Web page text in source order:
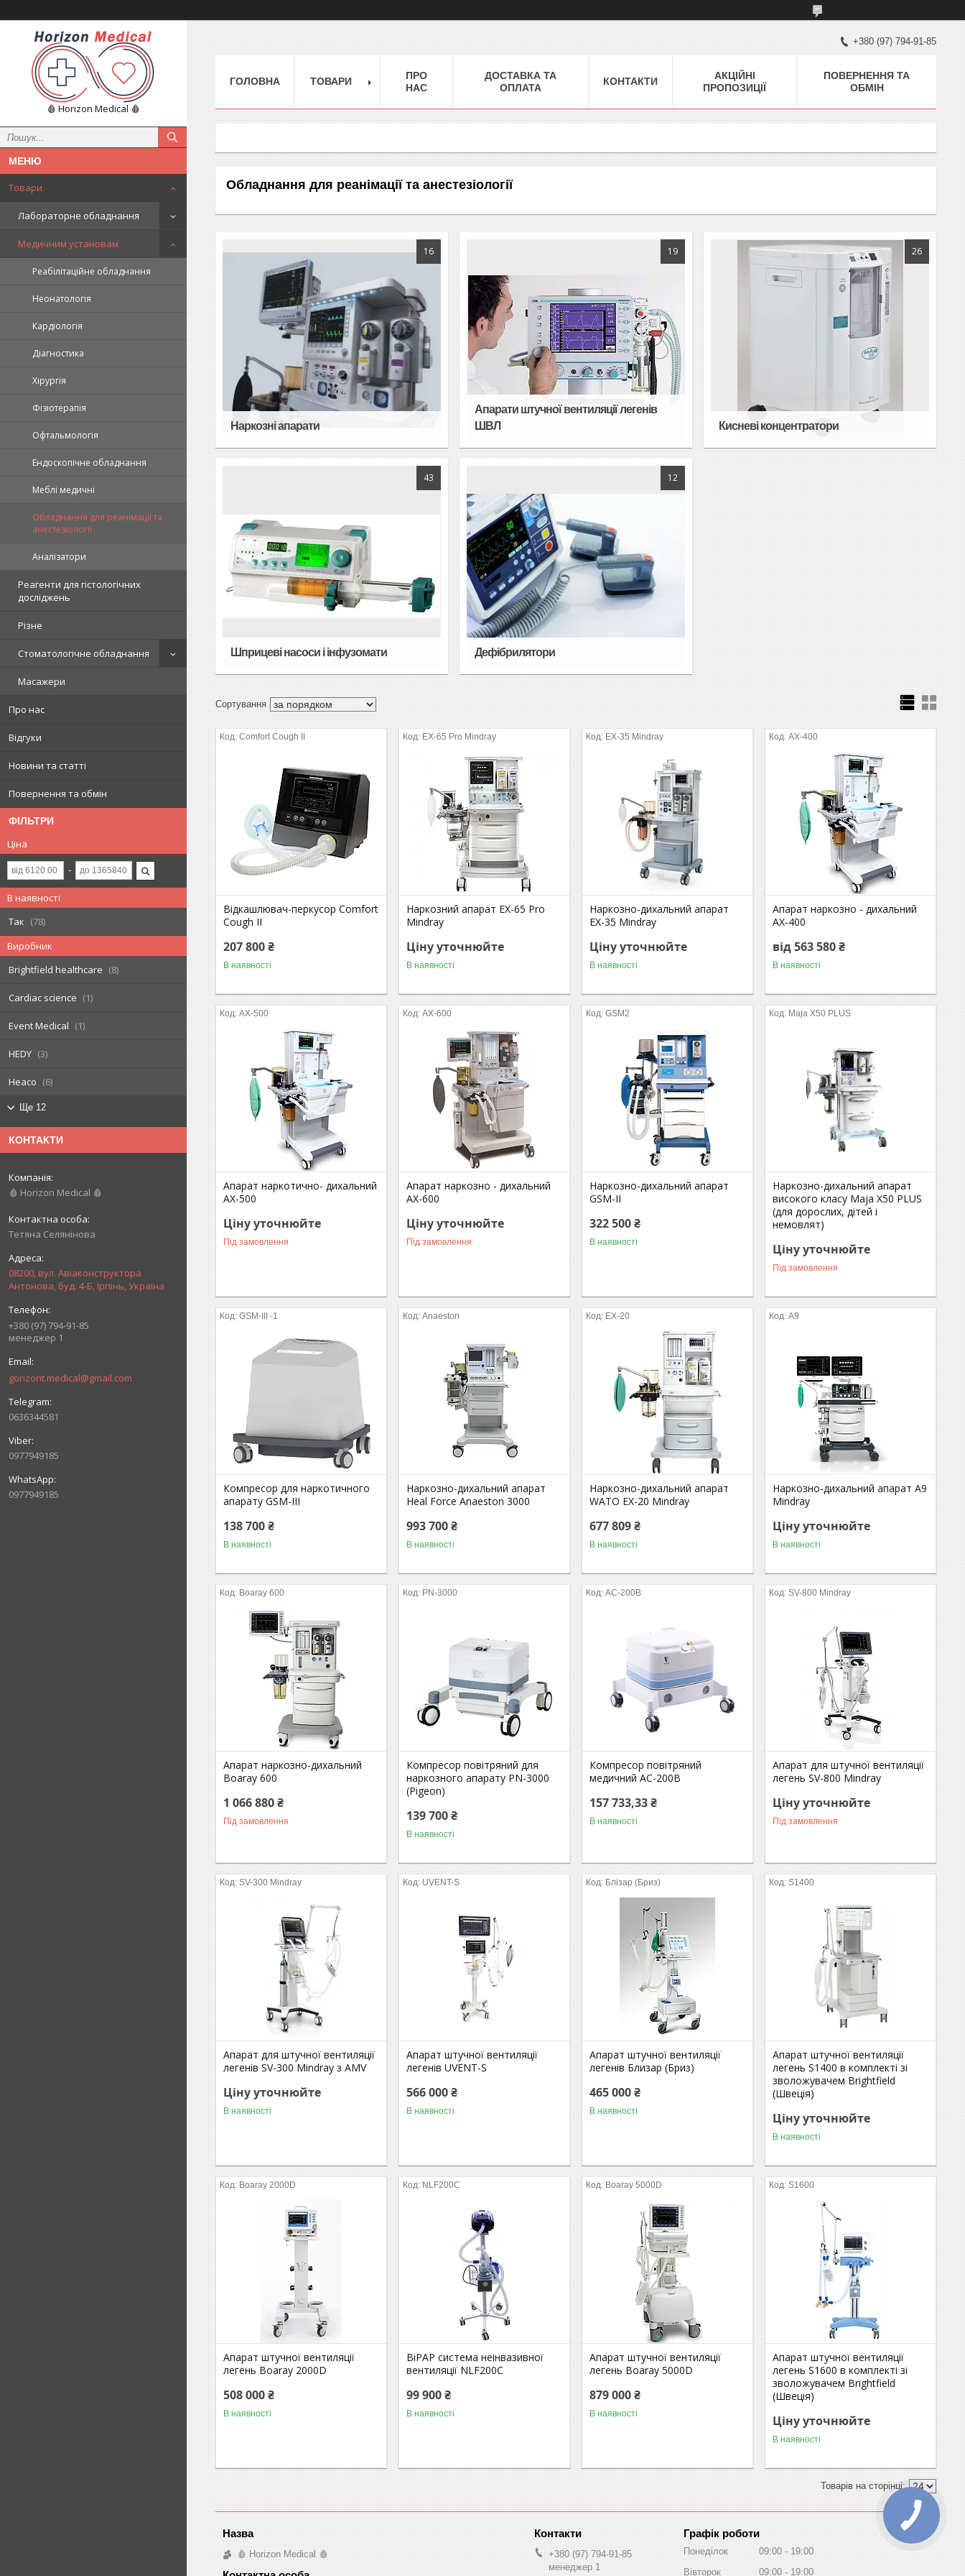
🩸 Horizon Medical 🩸
Товари
Лабораторне обладнання
Медичним установам
Реабілітаційне обладнання
Неонатологія
Кардіологія
Діагностика
Хірургія
Фізіотерапія
Офтальмологія
Ендоскопічне обладнання
Меблі медичні
Обладнання для реанімації та
анестезіології
Аналізатори
Реагенти для гістологічних
досліджень
Різне
Стоматологічне обладнання
Масажери
Про нас
Відгуки
Новини та статті
Повернення та обмін
ФІЛЬТРИ
Ціна
В наявності
Так
78
Виробник
Brightfield healthcare
8
Cardiac science 1
Event Medical 1
HEDY 3
Heaco 6
Ще 12
КОНТАКТИ
🩸 Horizon Medical 🩸
Тетяна Селянінова
08200, вул. Авіаконструктора
Антонова, буд. 4-Б, Ірпінь, Україна
+380 (97) 794-91-85
менеджер 1
gorizont.medical@gmail.com
0636344581
0977949185
0977949185
+380 (97) 794-91-85
ГОЛОВНА ТОВАРИ
ПРО
НАС
ДОСТАВКА ТА
ОПЛАТА
КОНТАКТИ
АКЦІЙНІ
ПРОПОЗИЦІЇ
ПОВЕРНЕННЯ ТА
ОБМІН
Обладнання для реанімації та анестезіології
16
Наркозні апарати
19
Апарати штучної вентиляції легенів
ШВЛ
26
Кисневі концентратори
43
Шприцеві насоси і інфузомати
12
Дефібрилятори
Comfort Cough II
Відкашлювач-перкусор Comfort
Cough II
207 800 ₴
В наявності
EX-65 Pro Mindray
Наркозний апарат EX-65 Pro
Mindray
Ціну уточнюйте
В наявності
EX-35 Mindray
Наркозно-дихальний апарат
EX-35 Mindray
Ціну уточнюйте
В наявності
AX-400
Апарат наркозно - дихальний
AX-400
від 563 580 ₴
В наявності
AX-500
Апарат наркотично- дихальний
AX-500
Ціну уточнюйте
Під замовлення
AХ-600
Апарат наркозно - дихальний
АХ-600
Ціну уточнюйте
Під замовлення
GSM2
Наркозно-дихальний апарат
GSM-II
322 500 ₴
В наявності
Maja X50 PLUS
Наркозно-дихальний апарат
високого класу Maja X50 PLUS
(для дорослих, дітей і
немовлят)
Ціну уточнюйте
Під замовлення
GSM-III -1
Компресор для наркотичного
апарату GSM-III
138 700 ₴
В наявності
Anaeston
Наркозно-дихальний апарат
Heal Force Anaeston 3000
993 700 ₴
В наявності
EX-20
Наркозно-дихальний апарат
WATO EX-20 Mindray
677 809 ₴
В наявності
A9
Наркозно-дихальний апарат A9
Mindray
Ціну уточнюйте
В наявності
Boaray 600
Апарат наркозно-дихальний
Boaray 600
1 066 880 ₴
Під замовлення
PN-3000
Компресор повітряний для
наркозного апарату PN-3000
(Pigeon)
139 700 ₴
В наявності
AC-200В
Компресор повітряний
медичний AC-200В
157 733,33 ₴
В наявності
SV-800 Mindray
Апарат для штучної вентиляції
легень SV-800 Mindray
Ціну уточнюйте
Під замовлення
SV-300 Mindray
Апарат для штучної вентиляції
легенів SV-300 Mindray з AMV
Ціну уточнюйте
В наявності
UVENT-S
Апарат штучної вентиляції
легенів UVENT-S
566 000 ₴
В наявності
Блізар (Бриз)
Апарат штучної вентиляції
легенів Близар (Бриз)
465 000 ₴
В наявності
S1400
Апарат штучної вентиляції
легень S1400 в комплекті зі
зволожувачем Brightfield
(Швеція)
Ціну уточнюйте
В наявності
Boaray 2000D
Апарат штучної вентиляції
легень Boaray 2000D
508 000 ₴
В наявності
NLF200C
ВіРАР система неінвазивної
вентиляції NLF200C
99 900 ₴
В наявності
Boaray 5000D
Апарат штучної вентиляції
легень Boaray 5000D
879 000 ₴
В наявності
S1600
Апарат штучної вентиляції
легень S1600 в комплекті зі
зволожувачем Brightfield
(Швеція)
Ціну уточнюйте
В наявності
🩸 Horizon Medical 🩸
+380 (97) 794-91-85
менеджер 1
Графік роботи
Понеділок 09:00
19:00
Вівторок
09:00 19:00